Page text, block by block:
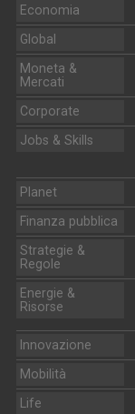
Economia
Global
Moneta &
Mercati
Corporate
Jobs & Skills
Planet
Finanza pubblica
Strategie &
Regole
Energie &
Risorse
Innovazione
Mobilità
Life